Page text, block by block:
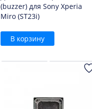
(buzzer) для Sony Xperia
Miro (ST23i)
В корзину